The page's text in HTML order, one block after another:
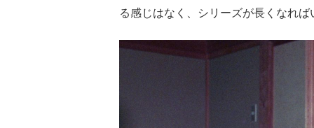
る感じはなく、シリーズが長くなれ